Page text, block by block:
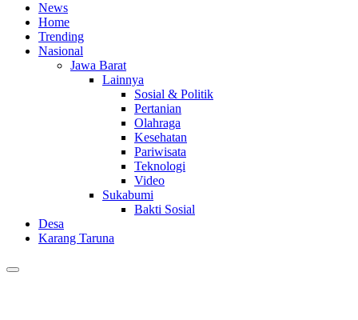
News
Home
Trending
Nasional
Jawa Barat
Lainnya
Sosial & Politik
Pertanian
Olahraga
Kesehatan
Pariwisata
Teknologi
Video
Sukabumi
Bakti Sosial
Desa
Karang Taruna